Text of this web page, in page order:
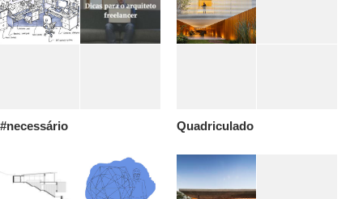
#necessário Quadriculado